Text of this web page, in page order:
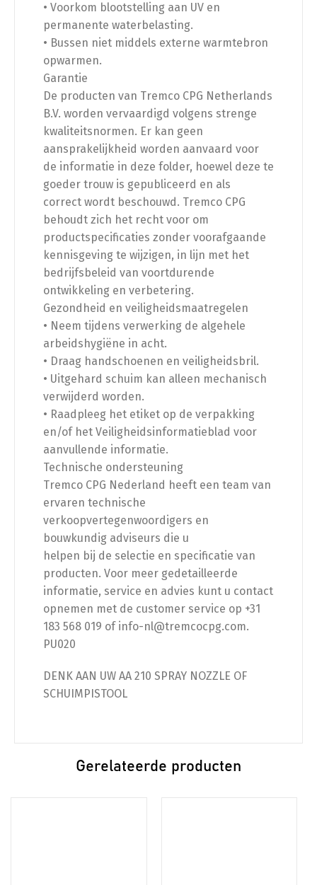
• Voorkom blootstelling aan UV en
permanente waterbelasting.
• Bussen niet middels externe warmtebron
opwarmen.
Garantie
De producten van Tremco CPG Netherlands
B.V. worden vervaardigd volgens strenge
kwaliteitsnormen. Er kan geen
aansprakelijkheid worden aanvaard voor
de informatie in deze folder, hoewel deze te
goeder trouw is gepubliceerd en als
correct wordt beschouwd. Tremco CPG
behoudt zich het recht voor om
productspecificaties zonder voorafgaande
kennisgeving te wijzigen, in lijn met het
bedrijfsbeleid van voortdurende
ontwikkeling en verbetering.
Gezondheid en veiligheidsmaatregelen
• Neem tijdens verwerking de algehele
arbeidshygiëne in acht.
• Draag handschoenen en veiligheidsbril.
• Uitgehard schuim kan alleen mechanisch
verwijderd worden.
• Raadpleeg het etiket op de verpakking
en/of het Veiligheidsinformatieblad voor
aanvullende informatie.
Technische ondersteuning
Tremco CPG Nederland heeft een team van
ervaren technische
verkoopvertegenwoordigers en
bouwkundig adviseurs die u
helpen bij de selectie en specificatie van
producten. Voor meer gedetailleerde
informatie, service en advies kunt u contact
opnemen met de customer service op +31
183 568 019 of info-nl@tremcocpg.com.
PU020
DENK AAN UW AA 210 SPRAY NOZZLE OF
SCHUIMPISTOOL
Gerelateerde producten